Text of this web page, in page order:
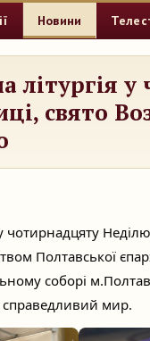
Новини
літургія
свято
Полтавської
соборі
справедливий мир.